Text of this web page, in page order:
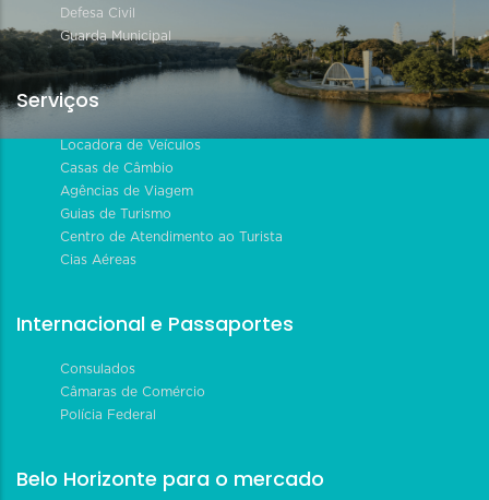
Defesa Civil
Guarda Municipal
Serviços
Locadora de Veículos
Casas de Câmbio
Agências de Viagem
Guias de Turismo
Centro de Atendimento ao Turista
Cias Aéreas
Internacional e Passaportes
Consulados
Câmaras de Comércio
Polícia Federal
Belo Horizonte para o mercado